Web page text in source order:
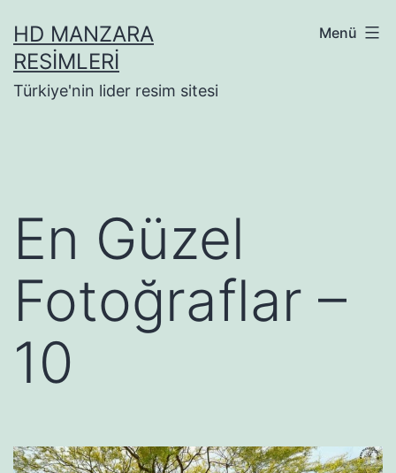
geçHD MANZARA
RESIMLERI
Türkiye'nin lider resim sitesi
Menü
En Güzel
Fotoğraflar –
10